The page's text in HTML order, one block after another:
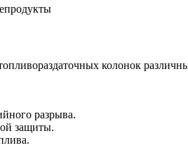
колонок
разрыва.
защиты.